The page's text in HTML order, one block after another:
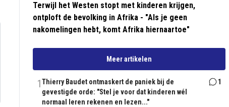
Terwijl het Westen stopt met kinderen krijgen,
ontploft de bevolking in Afrika - "Als je geen
nakomelingen hebt, komt Afrika hiernaartoe"
Meer artikelen
1Thierry Baudet ontmaskert de paniek bij de
gevestigde orde: "Stel je voor dat kinderen wél
normaal leren rekenen en lezen..."
1